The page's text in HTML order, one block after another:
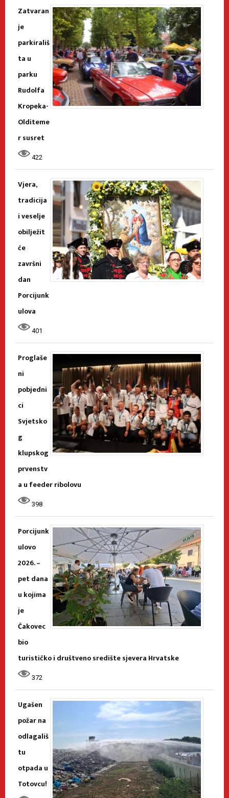
Zatvaran
je
parkirališ
ta u
parku
Rudolfa
Kropeka-
Olditeme
r susret
422
Vjera,
tradicija
i veselje
obilježit
će
završni
dan
Porcijunk
ulova
401
Proglaše
ni
pobjedni
ci
Svjetsko
g
klupskog
prvenstv
a u feeder ribolovu
398
Porcijunk
ulovo
2026. –
pet dana
u kojima
je
Čakovec
bio
turističko i društveno središte sjevera Hrvatske
372
Ugašen
požar na
odlagališ
tu
otpada u
Totovcu!